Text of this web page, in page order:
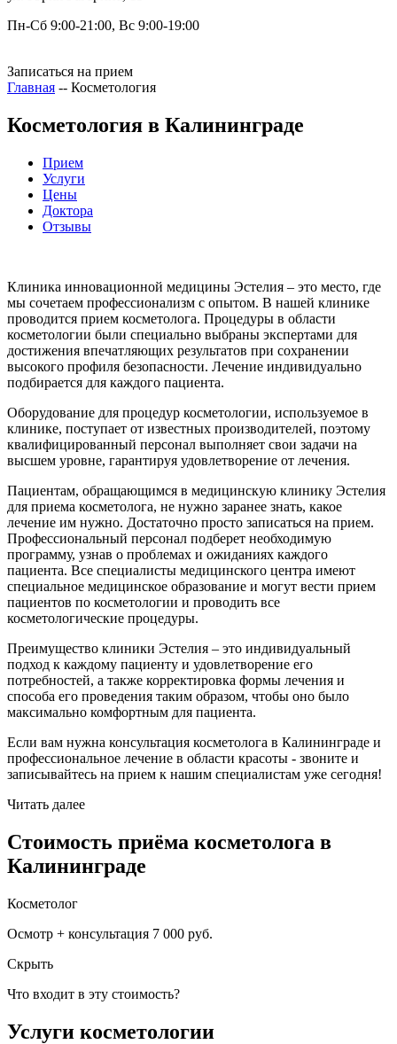
Пн-Сб 9:00-21:00, Вс 9:00-19:00
Записаться на прием
Главная -- Косметология
Косметология в Калининграде
Прием
Услуги
Цены
Доктора
Отзывы
Клиника инновационной медицины Эстелия – это место, где
мы сочетаем профессионализм с опытом. В нашей клинике
проводится прием косметолога. Процедуры в области
косметологии были специально выбраны экспертами для
достижения впечатляющих результатов при сохранении
высокого профиля безопасности. Лечение индивидуально
подбирается для каждого пациента.
Оборудование для процедур косметологии, используемое в
клинике, поступает от известных производителей, поэтому
квалифицированный персонал выполняет свои задачи на
высшем уровне, гарантируя удовлетворение от лечения.
Пациентам, обращающимся в медицинскую клинику Эстелия
для приема косметолога, не нужно заранее знать, какое
лечение им нужно. Достаточно просто записаться на прием.
Профессиональный персонал подберет необходимую
программу, узнав о проблемах и ожиданиях каждого
пациента. Все специалисты медицинского центра имеют
специальное медицинское образование и могут вести прием
пациентов по косметологии и проводить все
косметологические процедуры.
Преимущество клиники Эстелия – это индивидуальный
подход к каждому пациенту и удовлетворение его
потребностей, а также корректировка формы лечения и
способа его проведения таким образом, чтобы оно было
максимально комфортным для пациента.
Если вам нужна консультация косметолога в Калининграде и
профессиональное лечение в области красоты - звоните и
записывайтесь на прием к нашим специалистам уже сегодня!
Читать далее
Стоимость приёма косметолога в
Калининграде
Косметолог
Осмотр + консультация 7 000 руб.
Скрыть
Что входит в эту стоимость?
Услуги косметологии